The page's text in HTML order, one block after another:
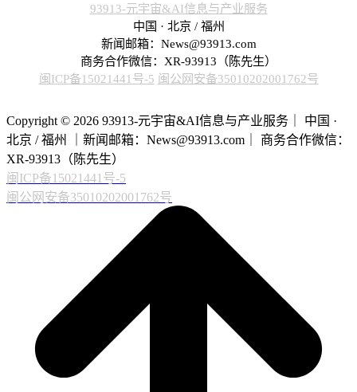
93913-元宇宙&AI信息与产业服务
中国 · 北京 / 福州
新闻邮箱：News@93913.com
商务合作微信：XR-93913（陈先生）
闽ICP备15021441号-5 闽公网安备35010202001762号
Copyright © 2026 93913-元宇宙&AI信息与产业服务｜ 中国 ·
北京 / 福州 ｜新闻邮箱：News@93913.com｜ 商务合作微信：
XR-93913（陈先生）
闽ICP备15021441号-5
闽公网安备35010202001762号